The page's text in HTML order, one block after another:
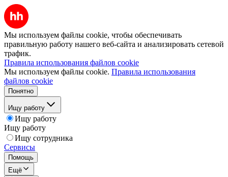
Мы используем файлы cookie, чтобы обеспечивать
правильную работу нашего веб-сайта и анализировать сетевой
трафик.
Правила использования файлов cookie
Мы используем файлы cookie. Правила использования
файлов cookie
Понятно
Ищу работу
Ищу работу
Ищу работу
Ищу сотрудника
Сервисы
Помощь
Ещё